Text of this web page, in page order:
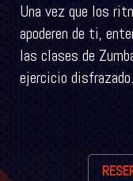
Una vez que los
apoderen de ti,
las clases de
ejercicio